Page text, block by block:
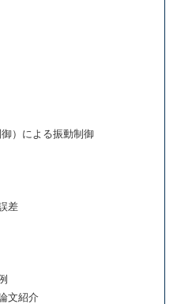
）による振動制御
差
紹介